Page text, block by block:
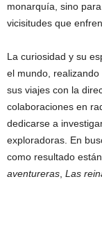
monarquía, sino
vicisitudes que
La curiosidad y su
el mundo,
sus viajes con la
colaboraciones en
dedicarse a
exploradoras. En
como resultado
aventureras, Las